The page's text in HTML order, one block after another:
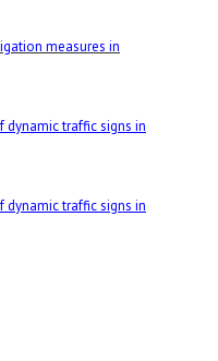
measures in
dynamic traffic signs in
dynamic traffic signs in